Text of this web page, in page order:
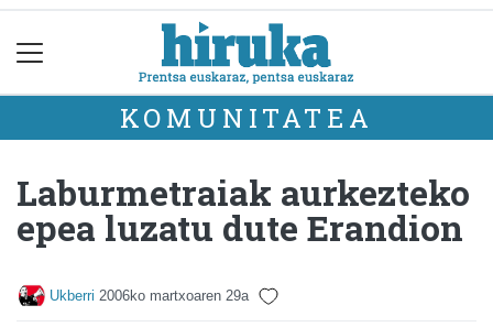
KOMUNITATEA
Laburmetraiak aurkezteko
epea luzatu dute Erandion
Ukberri 2006ko martxoaren 29a